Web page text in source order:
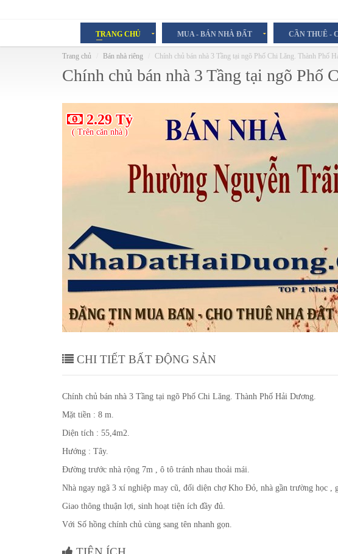
TRANG CHỦ MUA - BÁN NHÀ ĐẤT CẦN THUÊ -
Trang chủ Bán nhà riêng Chính chủ bán nhà 3 Tầng tại ngõ Phố Chi Lăng. Thành Phố
Chính chủ bán nhà 3 Tầng tại ngõ Phố
Chính chủ bán nhà 3 Tầng tại ngõ Phố Chi
Thành Phố Hải Dương
2.29 Tỷ
( Trên căn nhà )
CHI TIẾT BẤT ĐỘNG SẢN
Chính chủ bán nhà 3 Tầng tại ngõ Phố Chi Lăng. Thành Phố Hải Dương.
Mặt tiền : 8 m.
Diện tích : 55,4m2.
Hướng : Tây.
Đường trước nhà rộng 7m , ô tô tránh nhau thoải mái.
Nhà ngay ngã 3 xí nghiệp may cũ, đối diện chợ Kho Đỏ, nhà gần trường học ,
Giao thông thuận lợi, sinh hoạt tiện ích đầy đủ.
Với Số hồng chính chủ cùng sang tên nhanh gọn.